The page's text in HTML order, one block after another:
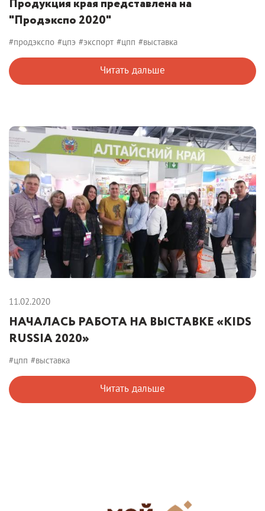
Продукция края представлена на
"Продэкспо 2020"
#продэкспо #цпэ #экспорт #цпп #выставка
Читать дальше
11.02.2020
НАЧАЛАСЬ РАБОТА НА ВЫСТАВКЕ «KIDS
RUSSIA 2020»
#цпп #выставка
Читать дальше